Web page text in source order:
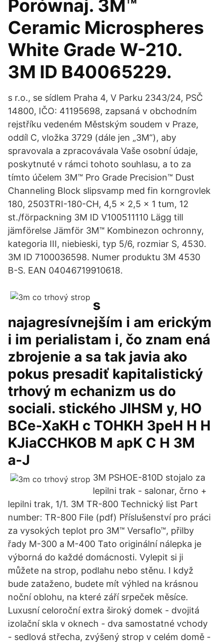
Porównaj. 3M™
Ceramic Microspheres
White Grade W-210.
3M ID B40065229.
s r.o., se sídlem Praha 4, V Parku 2343/24, PSČ
14800, IČO: 41195698, zapsaná v obchodním
rejstříku vedeném Městským soudem v Praze,
oddíl C, vložka 3729 (dále jen „3M“), aby
spravovala a zpracovávala Vaše osobní údaje,
poskytnuté v rámci tohoto souhlasu, a to za
tímto účelem 3M™ Pro Grade Precision™ Dust
Channeling Block slipsvamp med fin korngrovlek
180, 2503TRI-180-CH, 4,5 x 2,5 x 1 tum, 12
st./förpackning 3M ID V100511110 Lägg till
jämförelse Jämför 3M™ Kombinezon ochronny,
kategoria III, niebieski, typ 5/6, rozmiar S, 4530.
3M ID 7100036598. Numer produktu 3M 4530
B-S. EAN 04046719910618.
s
najagresívnejším i am erickým
i im perialistam i, čo znam ená
zbrojenie a sa tak javia ako
pokus presadiť kapitalistický
trhový m echanizm us do
sociali. stického JIHSM y, HO
BCe-XaKH c TOHKH 3peH H H
KJiaCCHKOB M apK C H 3M
a-J
3M PSHOE-810D stojalo za
lepilni trak - salonar, črno +
lepilni trak, 1/1. 3M TR-800 Technický list Part
number: TR-800 File (pdf) Příslušenství pro práci
za vysokých teplot pro 3M™ Versaflo™, přilby
řady M-300 a M-400 Tato originální nálepka je
výborná do každé domácnosti. Vylepit si ji
můžete na strop, podlahu nebo stěnu. I když
bude zataženo, budete mít výhled na krásnou
noční oblohu, na které září srpeček měsíce.
Luxusní celoroční extra široký domek - dvojitá
izolační skla v oknech - dva samostatné vchody
- sedlová střecha, zvýšený strop v celém domě -